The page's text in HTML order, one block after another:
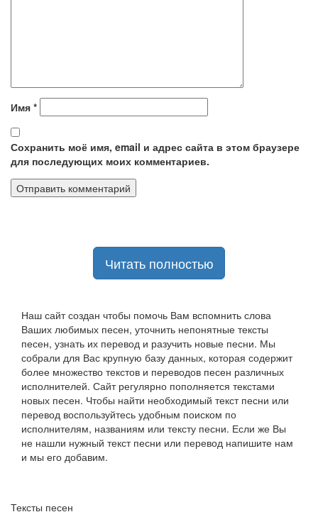
Имя *
Сохранить моё имя, email и адрес сайта в этом браузере
для последующих моих комментариев.
Читать полностью
Наш сайт создан чтобы помочь Вам вспомнить слова
Ваших любимых песен, уточнить непонятные тексты
песен, узнать их перевод и разучить новые песни. Мы
собрали для Вас крупную базу данных, которая содержит
более множество текстов и переводов песен различных
исполнителей. Сайт регулярно пополняется текстами
новых песен. Чтобы найти необходимый текст песни или
перевод воспользуйтесь удобным поиском по
исполнителям, названиям или тексту песни. Если же Вы
не нашли нужный текст песни или перевод напишите нам
и мы его добавим.
Тексты песен